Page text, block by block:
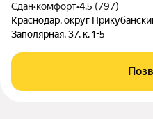
Сдан•комфорт•4.5 (797)
Краснодар,округ
Заполярная,37, к. 1-5